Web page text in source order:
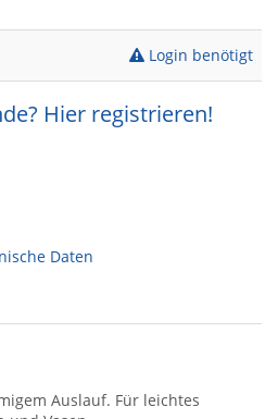
Login benötigt
Hier registrieren!
Daten
Auslauf. Für leichtes